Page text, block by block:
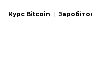
Курс Bitcoin